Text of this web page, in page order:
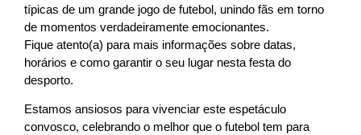
típicas de um grande jogo de futebol, unindo fãs em torno
de momentos verdadeiramente emocionantes.
Fique atento(a) para mais informações sobre datas,
horários e como garantir o seu lugar nesta festa do
desporto.
Estamos ansiosos para vivenciar este espetáculo
convosco, celebrando o melhor que o futebol tem para